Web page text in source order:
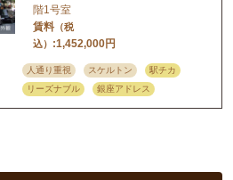
階1号室
賃料（税
込） :1,452,000円
人通り重視 スケルトン
駅チカ
リーズナブル
銀座アドレス